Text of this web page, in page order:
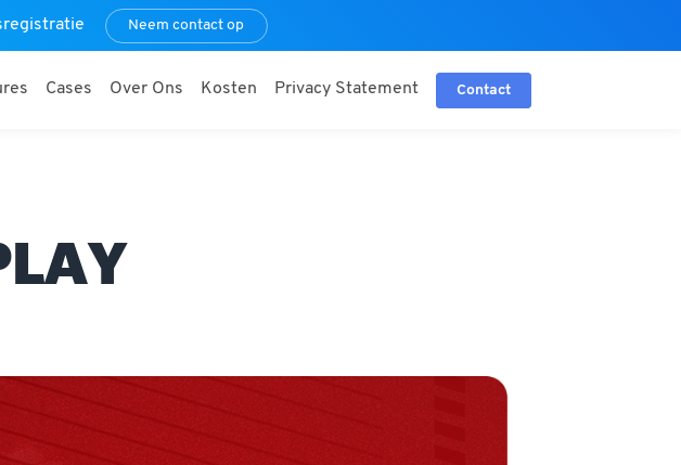
Neem contact op
Cases Over Ons Kosten Privacy Statement Contact